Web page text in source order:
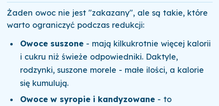
Żaden owoc nie jest "zakazany", ale są takie, które
warto ograniczyć podczas redukcji:
Owoce suszone - mają kilkukrotnie więcej kalorii
i cukru niż świeże odpowiedniki. Daktyle,
rodzynki, suszone morele - małe ilości, a kalorie
się kumulują.
Owoce w syropie i kandyzowane - to